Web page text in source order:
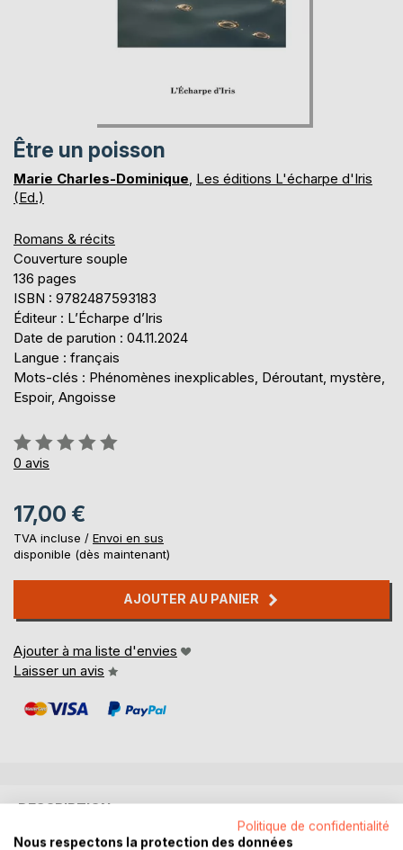
Être un poisson
Marie Charles-Dominique, Les éditions L'écharpe d'Iris
(Ed.)
Romans & récits
Couverture souple
136 pages
ISBN : 9782487593183
Éditeur : L’Écharpe d’Iris
Date de parution : 04.11.2024
Langue : français
Mots-clés : Phénomènes inexplicables, Déroutant, mystère,
Espoir, Angoisse
Évaluation:
0%
0 avis
17,00 €
TVA incluse / Envoi en sus
disponible (dès maintenant)
AJOUTER AU PANIER
Ajouter à ma liste d'envies
Laisser un avis
DESCRIPTION
Politique de confidentialité
Nous respectons la protection des données